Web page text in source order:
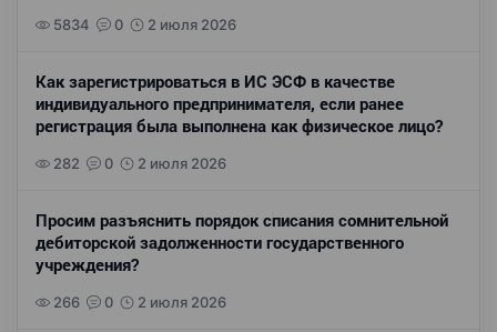
5834 0 2 июля 2026
Как зарегистрироваться в ИС ЭСФ в качестве
индивидуального предпринимателя, если ранее
регистрация была выполнена как физическое лицо?
282 0 2 июля 2026
Просим разъяснить порядок списания сомнительной
дебиторской задолженности государственного
учреждения?
266 0 2 июля 2026